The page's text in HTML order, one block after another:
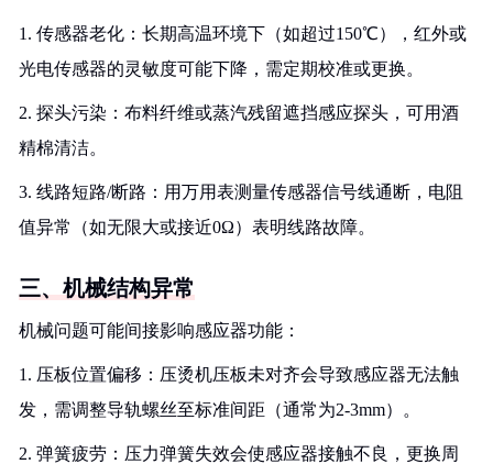
1. 传感器老化：长期高温环境下（如超过150℃），红外或
光电传感器的灵敏度可能下降，需定期校准或更换。
2. 探头污染：布料纤维或蒸汽残留遮挡感应探头，可用酒
精棉清洁。
3. 线路短路/断路：用万用表测量传感器信号线通断，电阻
值异常（如无限大或接近0Ω）表明线路故障。
三、机械结构异常
机械问题可能间接影响感应器功能：
1. 压板位置偏移：压烫机压板未对齐会导致感应器无法触
发，需调整导轨螺丝至标准间距（通常为2-3mm）。
2. 弹簧疲劳：压力弹簧失效会使感应器接触不良，更换周